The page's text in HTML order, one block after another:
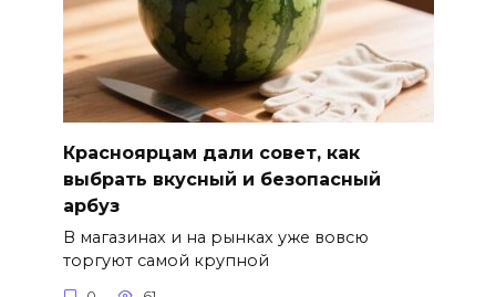
Красноярцам дали совет, как
выбрать вкусный и безопасный
арбуз
В магазинах и на рынках уже вовсю
торгуют самой крупной